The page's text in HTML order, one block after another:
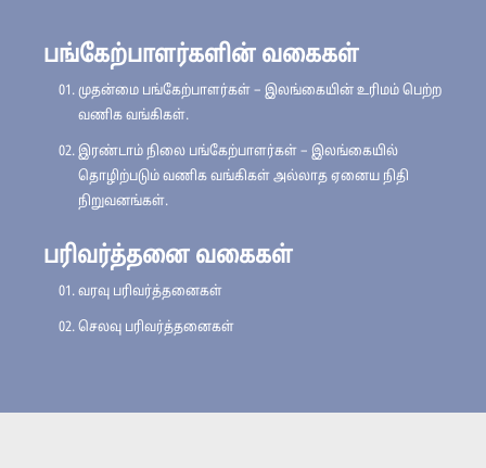
பங்கேற்பாளர்களின் வகைகள்
முதன்மை பங்கேற்பாளர்கள் – இலங்கையின் உரிமம் பெற்ற
வணிக வங்கிகள்.
இரண்டாம் நிலை பங்கேற்பாளர்கள் – இலங்கையில்
தொழிற்படும் வணிக வங்கிகள் அல்லாத ஏனைய நிதி
நிறுவனங்கள்.
பரிவர்த்தனை வகைகள்
வரவு பரிவர்த்தனைகள்
செலவு பரிவர்த்தனைகள்